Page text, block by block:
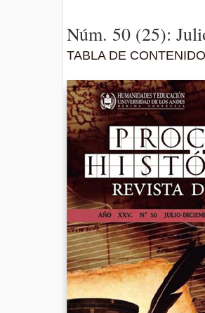
Núm. 50 (25):
TABLA DE